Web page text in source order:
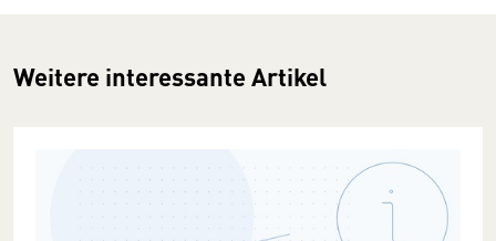
Weitere interessante Artikel